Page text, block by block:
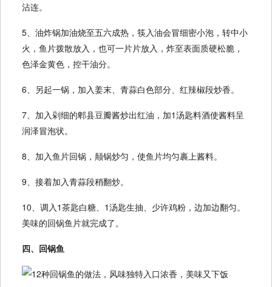
沾连。
5、油炸锅加油烧至五六成热，筷入油会冒细密小泡，转中小
火，鱼片拨散放入，也可一片片放入，炸至表面质硬松脆，
色泽金黄色，控干油分。
6、另起一锅，加入姜末、青蒜白色部分、红辣椒段炒香。
7、加入剁细的郫县豆瓣酱炒出红油，加1汤匙料酒使酱料呈
润泽冒泡状。
8、加入鱼片回锅，颠锅炒匀，使鱼片均匀裹上酱料。
9、接着加入青蒜段稍翻炒。
10、调入1茶匙白糖、1汤匙生抽、少许鸡粉，边加边翻匀。
美味的回锅鱼片就完成了。
四、回锅鱼